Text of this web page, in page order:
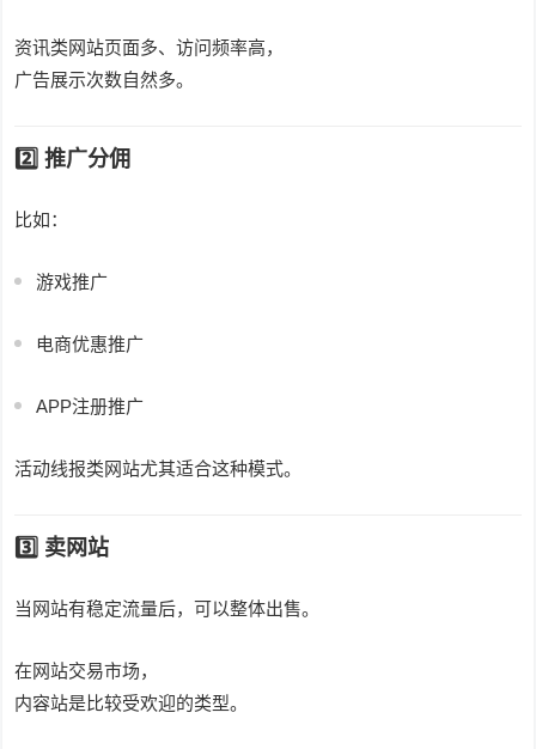
资讯类网站页面多、访问频率高，
广告展示次数自然多。
2️⃣ 推广分佣
比如：
游戏推广
电商优惠推广
APP注册推广
活动线报类网站尤其适合这种模式。
3️⃣ 卖网站
当网站有稳定流量后，可以整体出售。
在网站交易市场，
内容站是比较受欢迎的类型。